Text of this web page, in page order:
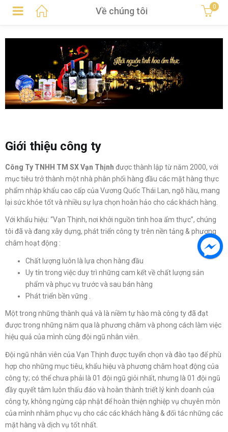
Về chúng tôi 0
Giới thiệu công ty
Công Ty TNHH TM SX Vạn Thịnh được thành lập từ năm 2000, với
mục tiêu trở thành một nhà phân phối hàng đầu các mặt hàng thực
phẩm nhập khẩu cao cấp của Vương Quốc Thái Lan, ngõ hầu, mang
lại sức khỏe tốt và nhiều sự lựa chọn hoàn hảo cho các khách hàng.
Với khẩu hiệu: “Vạn Thịnh, nơi khởi nguồn tinh hoa ẩm thực”, chúng
tôi đã và đang xây dựng, phát triển công ty trên nền tảng & phương
châm hoạt động :
Chất lượng luôn là lựa chọn hàng đầu
Uy tín trong việc duy trì những cam kết về chất lượng sản
phẩm và phục vụ trước và sau bán hàng
Phát triển bền vững .
Một trong những thành quả và là niềm tự hào mà công ty đã đạt
được trong những năm qua là phương châm và phong cách làm việc
hiệu quả của mình cùng đội ngũ nhân viên.
Đội ngũ nhân viên của Vạn Thịnh được tuyển chọn và đào tạo để phù
hợp cho những mục tiêu, khẩu hiệu và phương châm hoạt động của
công ty; có thể chưa phải là 01 đội ngũ giỏi nhất, nhưng là 01 đội ngũ
đầy quyết tâm luôn thấu đáo và hoàn thành triết lý kinh doanh của
công ty, không ngừng cập nhật để hoàn thiện nghiệp vụ chuyên môn
của mình nhằm phục vụ cho các các khách hàng & đối tác những các
mặt hàng và dịch vụ tốt nhất.